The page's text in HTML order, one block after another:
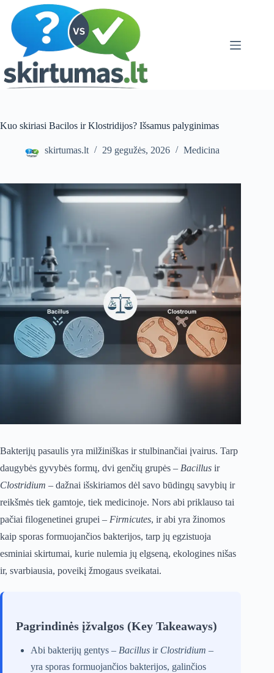
content
Kuo skiriasi Bacilos ir Klostridijos? Išsamus palyginimas
skirtumas.lt 29 gegužės, 2026 Medicina
Bakterijų pasaulis yra milžiniškas ir stulbinančiai įvairus. Tarp
daugybės gyvybės formų, dvi genčių grupės – Bacillus ir
Clostridium – dažnai išskiriamos dėl savo būdingų savybių ir
reikšmės tiek gamtoje, tiek medicinoje. Nors abi priklauso tai
pačiai filogenetinei grupei – Firmicutes, ir abi yra žinomos
kaip sporas formuojančios bakterijos, tarp jų egzistuoja
esminiai skirtumai, kurie nulemia jų elgseną, ekologines nišas
ir, svarbiausia, poveikį žmogaus sveikatai.
Pagrindinės įžvalgos (Key Takeaways)
Abi bakterijų gentys – Bacillus ir Clostridium –
yra sporas formuojančios bakterijos, galinčios